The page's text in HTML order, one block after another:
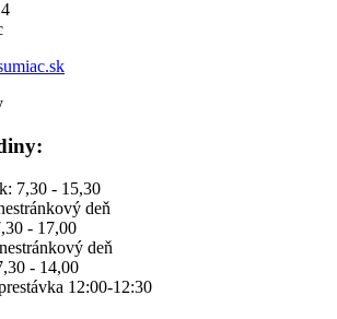
7,30 - 15,30
deň
- 17,00
deň
- 14,00
12:00-12:30